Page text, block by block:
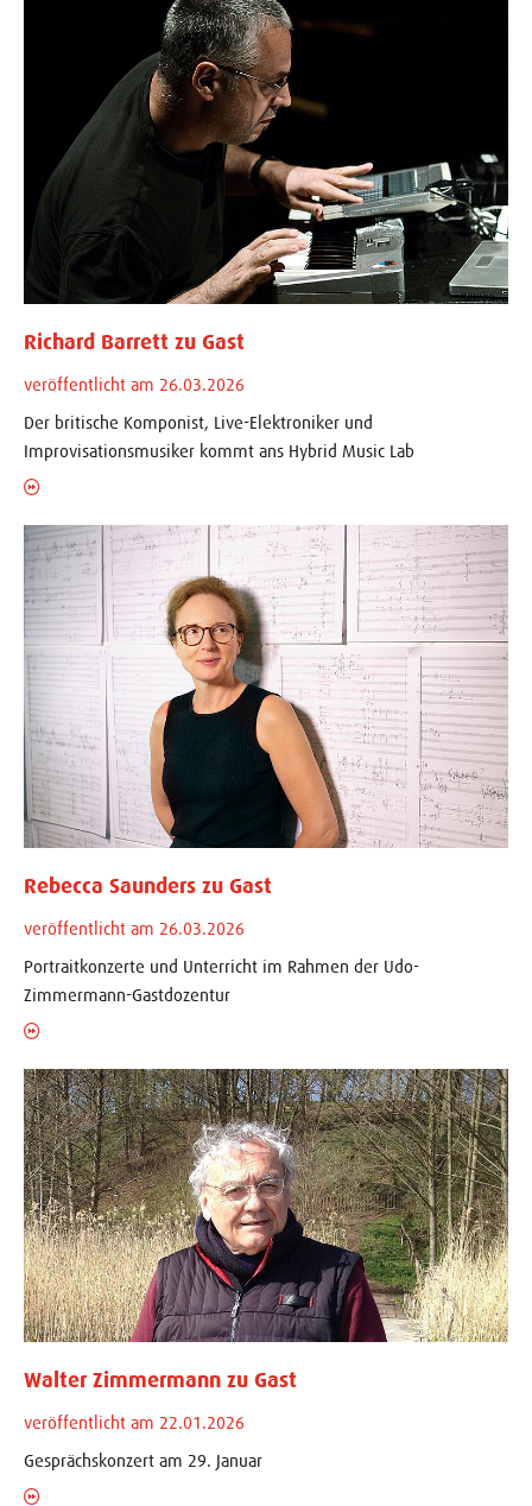
Richard Barrett zu Gast
veröffentlicht am 26.03.2026
Der britische Komponist, Live-Elektroniker und
Improvisationsmusiker kommt ans Hybrid Music Lab
Rebecca Saunders zu Gast
veröffentlicht am 26.03.2026
Portraitkonzerte und Unterricht im Rahmen der Udo-
Zimmermann-Gastdozentur
Walter Zimmermann zu Gast
veröffentlicht am 22.01.2026
Gesprächskonzert am 29. Januar